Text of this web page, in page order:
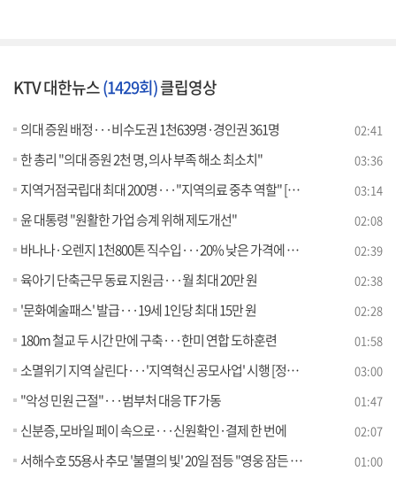
KTV 대한뉴스(1429회)클립영상
의대 증원 배정···비수도권 1천639명·경인권 361명 02:41
한 총리 "의대 증원 2천 명, 의사 부족 해소 최소치" 03:36
지역거점국립대 최대 200명···"지역의료 중추 역할" [뉴스의 맥] 03:14
윤 대통령 "원활한 가업 승계 위해 제도개선" 02:08
바나나·오렌지 1천800톤 직수입···20% 낮은 가격에 공급 02:39
육아기 단축근무 동료 지원금···월 최대 20만 원 02:38
'문화예술패스' 발급···19세 1인당 최대 15만 원 02:28
180m 철교 두 시간 만에 구축···한미 연합 도하훈련 01:58
소멸위기 지역 살린다···'지역혁신 공모사업' 시행 [정책현장+] 03:00
"악성 민원 근절"···범부처 대응 TF 가동 01:47
신분증, 모바일 페이 속으로···신원확인·결제 한 번에 02:07
서해수호 55용사 추모 '불멸의 빛' 20일 점등 "영웅 잠든 국립대전현충원 하늘 사흘간 밝힌다" 01:00